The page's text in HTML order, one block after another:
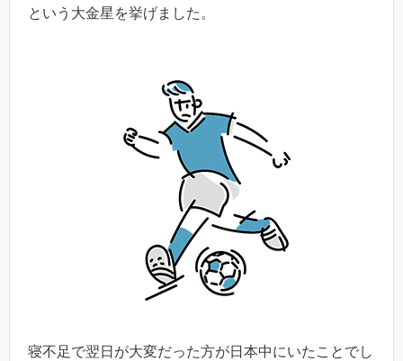
という大金星を挙げました。
寝不足で翌日が大変だった方が日本中にいたことでし